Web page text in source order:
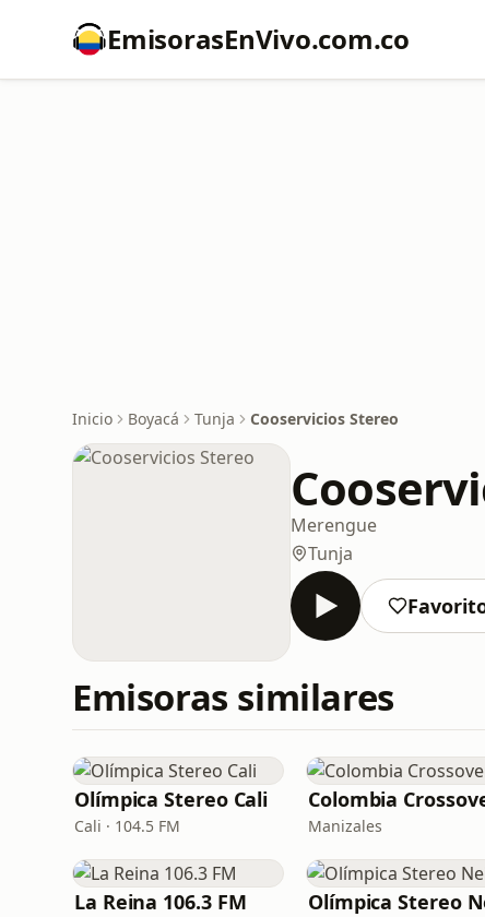
EmisorasEnVivo.com.co
Inicio Boyacá Tunja Cooservicios Stereo
Merengue
Tunja
Emisoras similares
Olímpica Stereo Cali
Cali · 104.5 FM
Colombia
Manizales
La Reina 106.3 FM